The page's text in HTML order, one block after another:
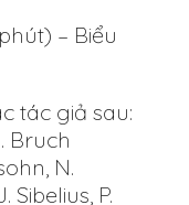
– Biểu
tác giả sau:
Bruch
N.
Sibelius, P.